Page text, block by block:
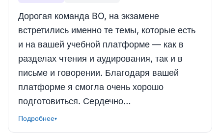
Дорогая команда BO, на экзамене
встретились именно те темы, которые есть
и на вашей учебной платформе — как в
разделах чтения и аудирования, так и в
письме и говорении. Благодаря вашей
платформе я смогла очень хорошо
подготовиться. Сердечно…
Подробнее▾